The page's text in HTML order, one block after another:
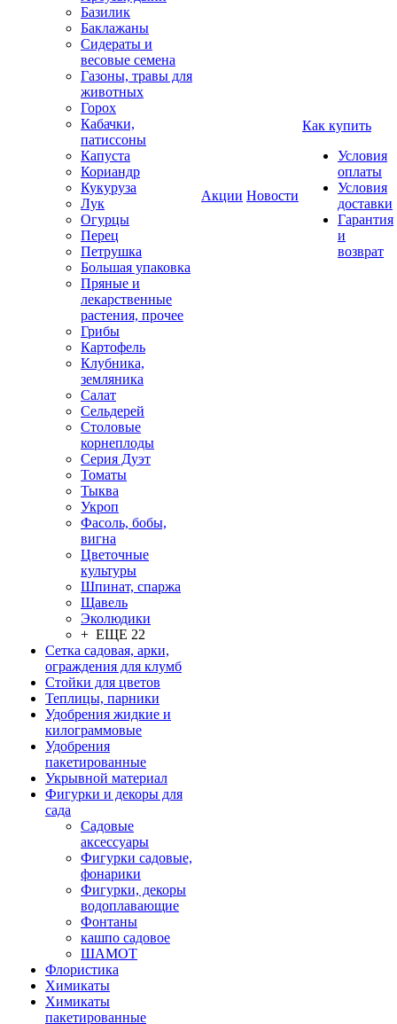
Базилик
Баклажаны
Сидераты и
весовые семена
Газоны, травы для
животных
Горох
Кабачки,
патиссоны
Капуста
Кориандр
Кукуруза
Лук
Огурцы
Перец
Петрушка
Большая упаковка
Пряные и
лекарственные
растения, прочее
Грибы
Картофель
Клубника,
земляника
Салат
Сельдерей
Столовые
корнеплоды
Серия Дуэт
Томаты
Тыква
Укроп
Фасоль, бобы,
вигна
Цветочные
культуры
Шпинат, спаржа
Щавель
Эколюдики
+ ЕЩЕ 22
Сетка садовая, арки,
ограждения для клумб
Стойки для цветов
Теплицы, парники
Удобрения жидкие и
килограммовые
Удобрения
пакетированные
Укрывной материал
Фигурки и декоры для
сада
Садовые
аксессуары
Фигурки садовые,
фонарики
Фигурки, декоры
водоплавающие
Фонтаны
кашпо садовое
ШАМОТ
Флористика
Химикаты
Химикаты
пакетированные
Акции Новости
Как купить
Условия
оплаты
Условия
доставки
Гарантия
и
возврат